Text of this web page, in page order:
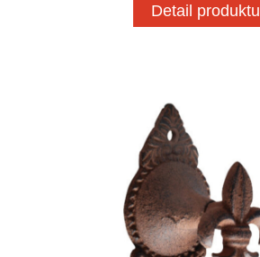
Detail produktu